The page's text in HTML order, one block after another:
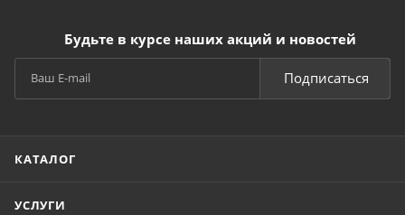
Будьте в курсе наших акций и новостей
Подписаться
КАТАЛОГ
УСЛУГИ